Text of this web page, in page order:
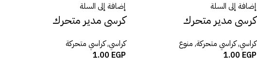
إضافة إلى السلة
كرسى مدير متحرك
كراسي,كراسي متحركة, منوع
1.00 EGP
إضافة إلى السلة
كرسى مدير متحرك
كراسي,كراسي متحركة
1.00 EGP